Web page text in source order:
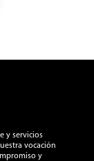
y servicios
vocación
y